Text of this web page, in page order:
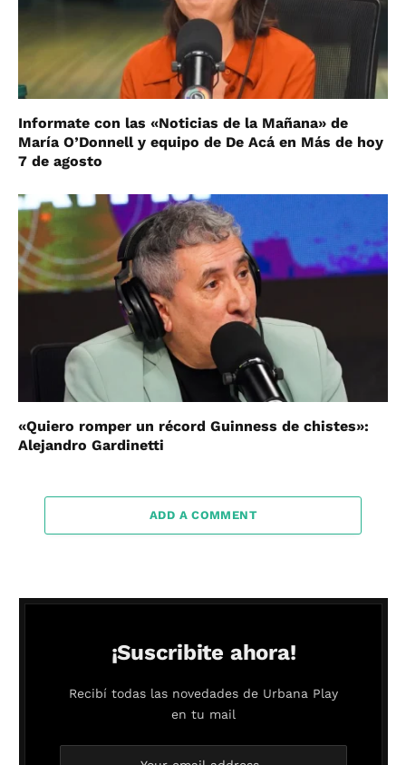
Informate con las «Noticias de la Mañana» de
María O’Donnell y equipo de De Acá en Más de hoy
7 de agosto
«Quiero romper un récord Guinness de chistes»:
Alejandro Gardinetti
ADD A COMMENT
¡Suscribite ahora!
Recibí todas las novedades de Urbana Play
en tu mail